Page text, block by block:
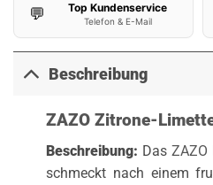
💬 Top Kundenservice
Telefon & E-Mail
Beschreibung
ZAZO Zitrone-
Beschreibung: DasZAZO
schmeckt nach einem